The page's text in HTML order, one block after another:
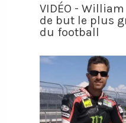
VIDÉO -
de but le plus
du football